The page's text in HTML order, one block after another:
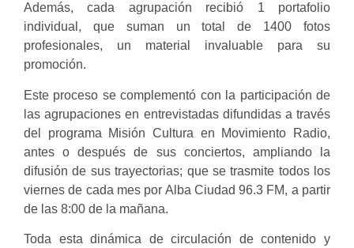
Además, cada agrupación recibió 1 portafolio
individual, que suman un total de 1400 fotos
profesionales, un material invaluable para su
promoción.
Este proceso se complementó con la participación de
las agrupaciones en entrevistadas difundidas a través
del programa Misión Cultura en Movimiento Radio,
antes o después de sus conciertos, ampliando la
difusión de sus trayectorias; que se trasmite todos los
viernes de cada mes por Alba Ciudad 96.3 FM, a partir
de las 8:00 de la mañana.
Toda esta dinámica de circulación de contenido y